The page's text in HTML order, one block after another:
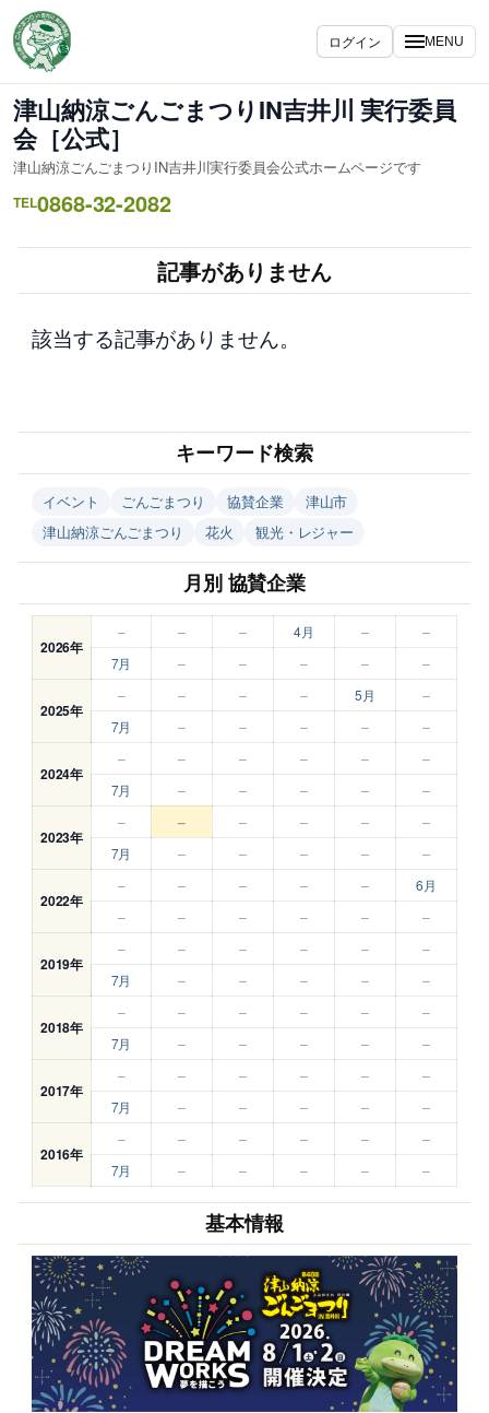
容
を
ス
キ
ッ
プ
ログイン MENU
津山納涼ごんごまつりIN吉井川 実行委員
会［公式］
津山納涼ごんごまつりIN吉井川実行委員会公式ホームページです
TEL0868-32-2082
記事がありません
該当する記事がありません。
キーワード検索
イベント ごんごまつり 協賛企業
津山市
津山納涼ごんごまつり
花火 観光・レジャー
月別 協賛企業
2026年
– – – 4月 –
–
7月
– – – – –
2025年
– – – – 5月
–
7月
– – – – –
2024年
– – – – –
–
7月
– – – – –
2023年
– – – – –
–
7月
– – – – –
2022年
– – – – –
6月
–
– – – – –
2019年
– – – – –
–
7月
– – – – –
2018年
– – – – –
–
7月
– – – – –
2017年
– – – – –
–
7月
– – – – –
2016年
– – – – –
–
7月
– – – – –
基本情報